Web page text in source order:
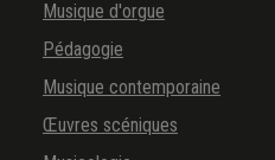
Musique d'orgue
Pédagogie
Musique contemporaine
Œuvres scéniques